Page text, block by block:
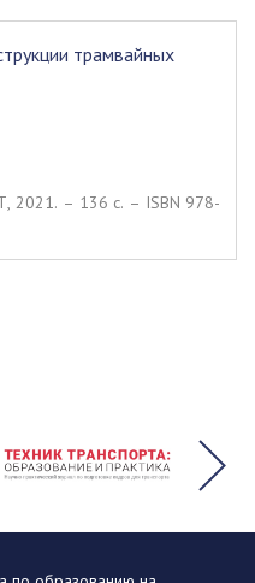
трамвайных
2021. – 136 c. – ISBN 978-